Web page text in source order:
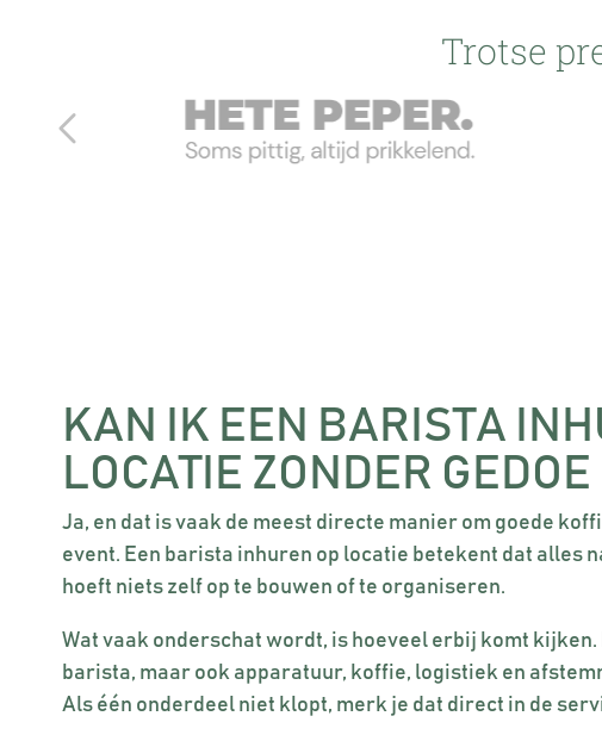
Trotse
KAN IK EEN BARISTA
LOCATIE ZONDER GEDOE
Ja, en dat is vaak de meest directe manier om goede
event. Een barista inhuren op locatie betekent dat alles
hoeft niets zelf op te bouwen of te organiseren.
Wat vaak onderschat wordt, is hoeveel erbij komt kijken.
barista, maar ook apparatuur, koffie, logistiek en
Als één onderdeel niet klopt, merk je dat direct in de